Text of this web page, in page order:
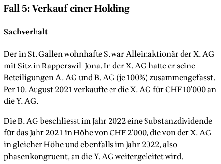
Fall 5: Verkauf einer Holding
Sachverhalt
Der in St. Gallen wohnhafte S. war Alleinaktionär der X. AG
mit Sitz in Rapperswil-Jona. In der X. AG hatte er seine
Beteiligungen A. AG und B. AG (je 100%) zusammengefasst.
Per 10. August 2021 verkaufte er die X. AG für CHF 10'000 an
die Y. AG.
Die B. AG beschliesst im Jahr 2022 eine Substanzdividende
für das Jahr 2021 in Höhe von CHF 2'000, die von der X. AG
in gleicher Höhe und ebenfalls im Jahr 2022, also
phasenkongruent, an die Y. AG weitergeleitet wird.